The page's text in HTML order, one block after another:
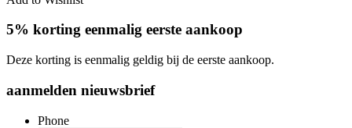
5% korting eenmalig eerste aankoop
Deze korting is eenmalig geldig bij de eerste aankoop.
aanmelden nieuwsbrief
Phone